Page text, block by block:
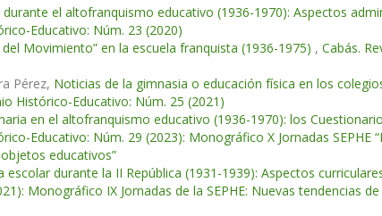
durante el altofranquismo educativo (1936-1970): Aspectos
Educativo: Núm. 23 (2020)
del Movimiento” en la escuela franquista (1936-1975) , Cabás.
Pérez, Noticias de la gimnasia o educación física en los
Histórico-Educativo: Núm. 25 (2021)
en el altofranquismo educativo (1936-1970): los
Educativo: Núm. 29 (2023): Monográfico X Jornadas SEPHE
educativos”
escolar durante la II República (1931-1939): Aspectos
Monográfico IX Jornadas de la SEPHE: Nuevas tendencias